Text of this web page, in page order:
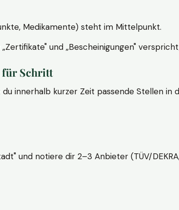
Medikamente) steht im Mittelpunkt.
und „Bescheinigungen"
für Schritt
innerhalb kurzer Zeit passende Stellen
und notiere dir 2–3 Anbieter (TÜV/